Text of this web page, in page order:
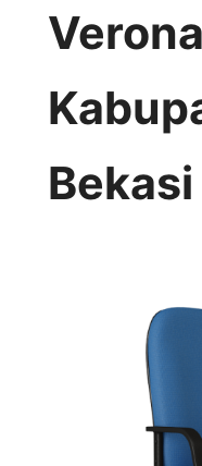
Bekasi